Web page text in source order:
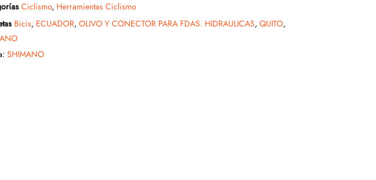
Ciclismo, Herramientas Ciclismo
Bicis, ECUADOR, OLIVO Y CONECTOR PARA FDAS. HIDRAULICAS, QUITO,
SHIMANO